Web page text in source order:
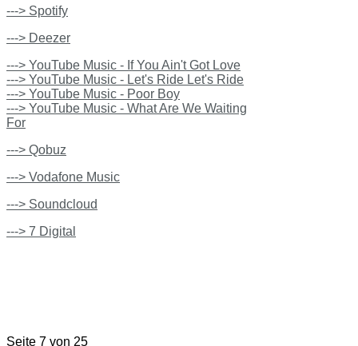
---> Spotify
---> Deezer
---> YouTube Music - If You Ain't Got Love
---> YouTube Music - Let's Ride Let's Ride
---> YouTube Music - Poor Boy
---> YouTube Music - What Are We Waiting
For
---> Qobuz
---> Vodafone Music
---> Soundcloud
---> 7 Digital
Seite 7 von 25